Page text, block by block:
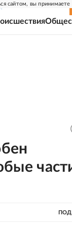
сайтом, вы принимаете